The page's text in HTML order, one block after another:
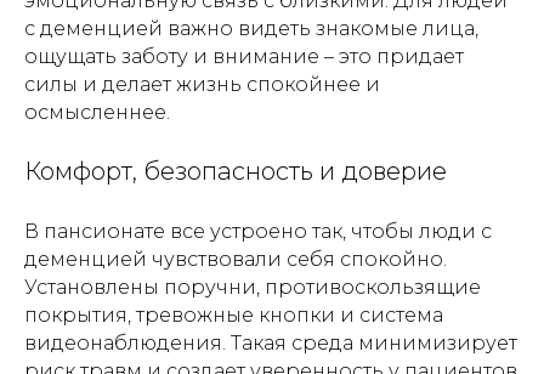
с деменцией важно видеть знакомые лица,
ощущать заботу и внимание – это придает
силы и делает жизнь спокойнее и
осмысленнее.
Комфорт, безопасность и доверие
В пансионате все устроено так, чтобы люди с
деменцией чувствовали себя спокойно.
Установлены поручни, противоскользящие
покрытия, тревожные кнопки и система
видеонаблюдения. Такая среда минимизирует